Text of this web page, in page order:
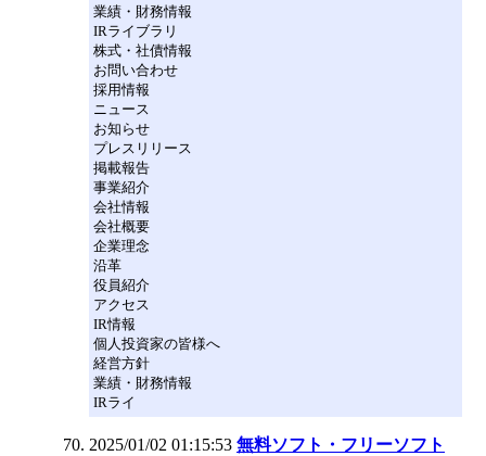
業績・財務情報
IRライブラリ
株式・社債情報
お問い合わせ
採用情報
ニュース
お知らせ
プレスリリース
掲載報告
事業紹介
会社情報
会社概要
企業理念
沿革
役員紹介
アクセス
IR情報
個人投資家の皆様へ
経営方針
業績・財務情報
IRライ
2025/01/02 01:15:53 無料ソフト・フリーソフト